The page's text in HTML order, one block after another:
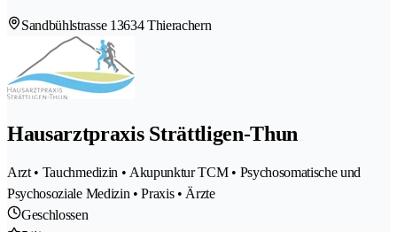
Sandbühlstrasse 13634 Thierachern
Hausarztpraxis Strättligen-Thun
Arzt • Tauchmedizin • Akupunktur TCM • Psychosomatische und
Psychosoziale Medizin • Praxis • Ärzte
Geschlossen